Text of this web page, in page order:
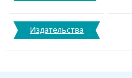
Издательства